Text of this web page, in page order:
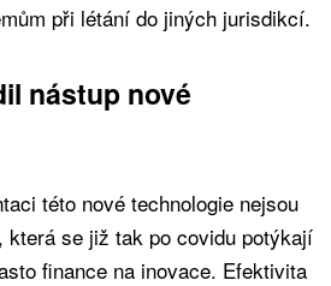
při létání do jiných jurisdikcí.
nástup nové
této nové technologie nejsou
se již tak po covidu potýkají
finance na inovace. Efektivita